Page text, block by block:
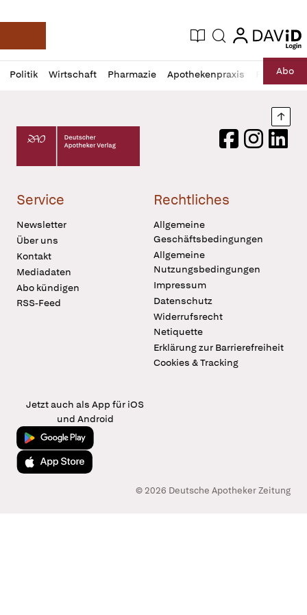
Deutsche Apotheker Zeitung
Aktuelle Ausgabe
Suche login
login
Politik Wirtschaft Pharmazie Apothekenpraxis RechtAbo
Profil
öffnen
Daz
Pur
Deutscher Apotheker Verlag Logo
FacebookInstagram
Service
Newsletter
Über uns
Kontakt
Mediadaten
Abo kündigen
RSS-Feed
Rechtliches
Allgemeine
Geschäftsbedingungen
Allgemeine
Nutzungsbedingungen
Impressum
Datenschutz
Widerrufsrecht
Netiquette
Erklärung zur Barrierefreiheit
Cookies & Tracking
Jetzt auch als App für iOS
und Android
Jetzt bei Google Play
Laden im App Store
© 2026 Deutsche Apotheker Zeitung